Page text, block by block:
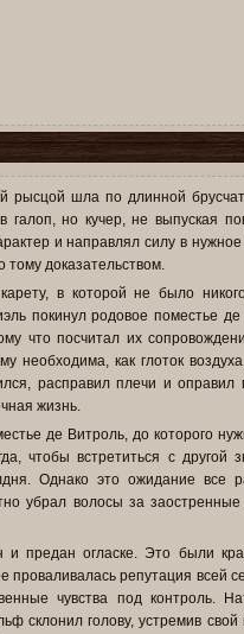
рысцой шла по длинной
галоп, но кучер, не выпуская
и направлял силу в нужное
доказательством.
в которой не было
покинул родовое поместье де
что посчитал их
необходима, как глоток
расправил плечи и оправил
жизнь.
де Витроль, до которого
чтобы встретиться с другой
Однако это ожидание все
убрал волосы за
предан огласке. Это были
репутация всей
чувства под контроль.
склонил голову, устремив свой